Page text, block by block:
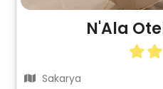
N'Ala
Sakarya